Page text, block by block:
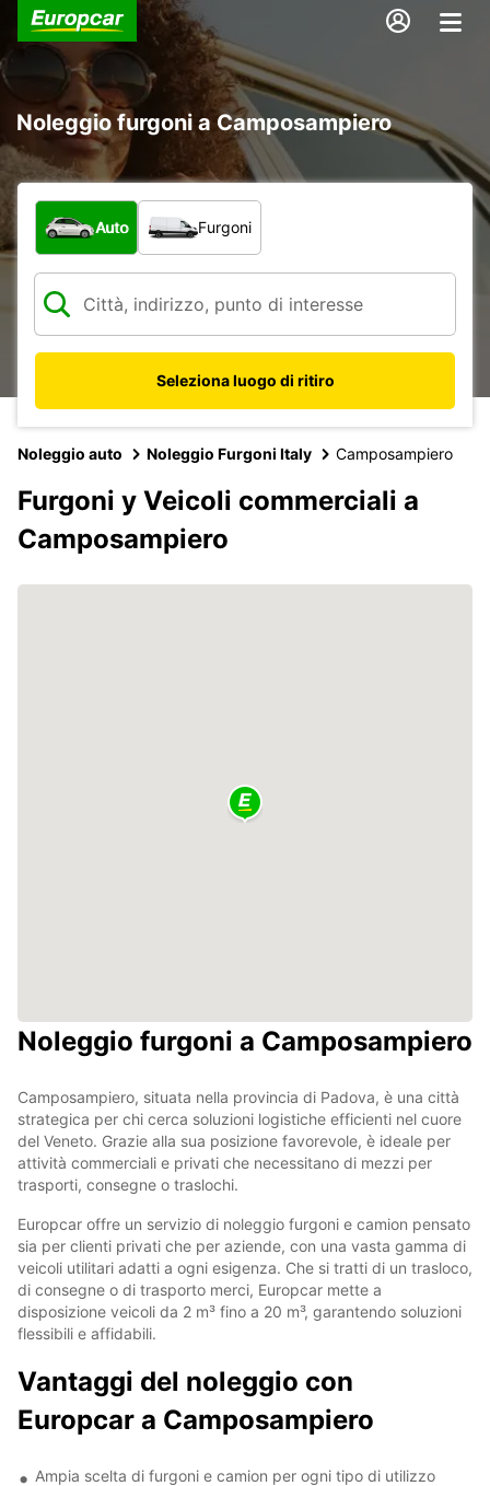
Noleggio furgoni a Camposampiero
Scegli la tipologia di veicolo:
Auto Furgoni
Seleziona luogo di ritiro
Noleggio auto Noleggio Furgoni Italy Camposampiero
Furgoni y Veicoli commerciali a
Camposampiero
Noleggio furgoni a Camposampiero
Camposampiero, situata nella provincia di Padova, è una città
strategica per chi cerca soluzioni logistiche efficienti nel cuore
del Veneto. Grazie alla sua posizione favorevole, è ideale per
attività commerciali e privati che necessitano di mezzi per
trasporti, consegne o traslochi.
Europcar offre un servizio di noleggio furgoni e camion pensato
sia per clienti privati che per aziende, con una vasta gamma di
veicoli utilitari adatti a ogni esigenza. Che si tratti di un trasloco,
di consegne o di trasporto merci, Europcar mette a
disposizione veicoli da 2 m³ fino a 20 m³, garantendo soluzioni
flessibili e affidabili.
Vantaggi del noleggio con
Europcar a Camposampiero
Ampia scelta di furgoni e camion per ogni tipo di utilizzo